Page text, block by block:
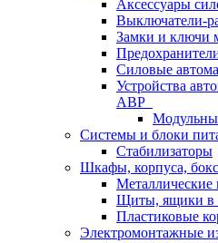
Аксессуары
Выключатели-
Замки и ключи
Силовые
Устройства
АВР
Системы и блоки
Стабилизаторы
Шкафы, корпуса,
Металлические
Щиты, ящики в
Пластиковые
Электромонтажные